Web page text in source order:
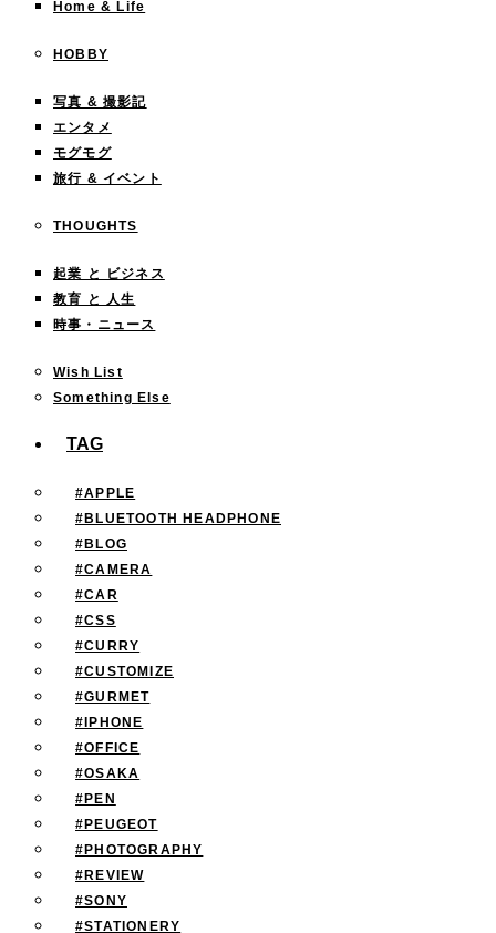
Home & Life
HOBBY
写真 & 撮影記
エンタメ
モグモグ
旅行 & イベント
THOUGHTS
起業 と ビジネス
教育 と 人生
時事・ニュース
Wish List
Something Else
TAG
#APPLE
#BLUETOOTH HEADPHONE
#BLOG
#CAMERA
#CAR
#CSS
#CURRY
#CUSTOMIZE
#GURMET
#IPHONE
#OFFICE
#OSAKA
#PEN
#PEUGEOT
#PHOTOGRAPHY
#REVIEW
#SONY
#STATIONERY